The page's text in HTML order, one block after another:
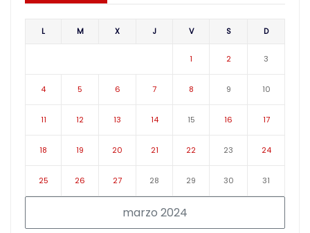
marzo 2024
L M X J V S D
1 2 3
4 5 6 7 8 9 10
11 12 13 14 15 16 17
18 19 20 21 22 23 24
25 26 27 28 29 30 31